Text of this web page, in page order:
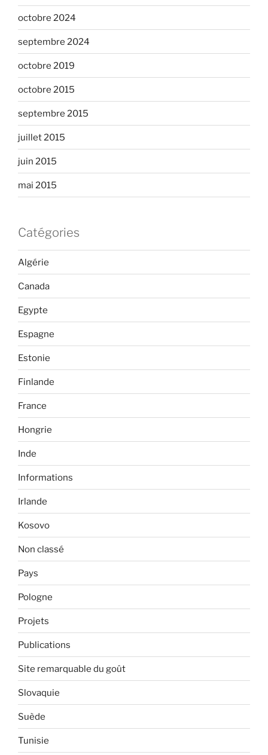
octobre 2024
septembre 2024
octobre 2019
octobre 2015
septembre 2015
juillet 2015
juin 2015
mai 2015
Catégories
Algérie
Canada
Egypte
Espagne
Estonie
Finlande
France
Hongrie
Inde
Informations
Irlande
Kosovo
Non classé
Pays
Pologne
Projets
Publications
Site remarquable du goût
Slovaquie
Suède
Tunisie